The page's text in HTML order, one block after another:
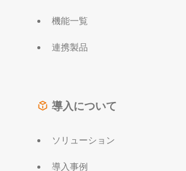
機能一覧
連携製品
導入について
ソリューション
導入事例